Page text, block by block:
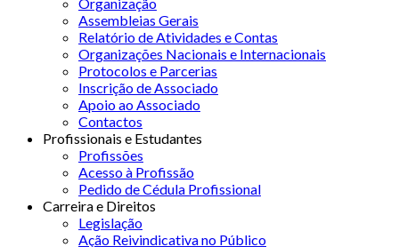
Assembleias Gerais
Relatório de Atividades e Contas
Organizações Nacionais e Internacionais
Protocolos e Parcerias
Inscrição de Associado
Apoio ao Associado
Contactos
Profissionais e Estudantes
Profissões
Acesso à Profissão
Pedido de Cédula Profissional
Carreira e Direitos
Legislação
Ação Reivindicativa no Público